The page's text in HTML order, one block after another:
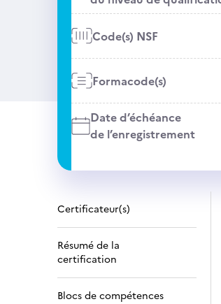
Code(s) NSF
Formacode(s)
Date d’échéance
de l’enregistrement
Certificateur(s)
Résumé de la
certification
Blocs de compétences